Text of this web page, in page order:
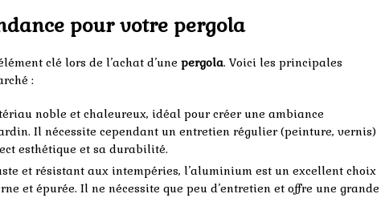
pour votre pergola
clé lors de l’achat d’une pergola. Voici les principales
:
noble et chaleureux, idéal pour créer une ambiance
Il nécessite cependant un entretien régulier (peinture, vernis)
esthétique et sa durabilité.
et résistant aux intempéries, l’aluminium est un excellent choix
et épurée. Il ne nécessite que peu d’entretien et offre une grande